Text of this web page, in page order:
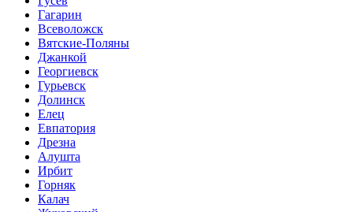
Гагарин
Всеволожск
Вятские-Поляны
Джанкой
Георгиевск
Гурьевск
Долинск
Елец
Евпатория
Дрезна
Алушта
Ирбит
Горняк
Калач